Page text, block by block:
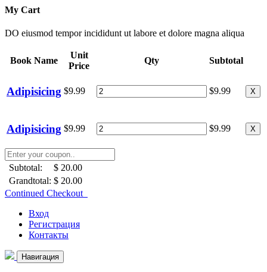
My Cart
DO eiusmod tempor incididunt ut labore et dolore magna aliqua
Book Name
Unit
Price
Qty Subtotal
Adipisicing $9.99 $9.99 X
Adipisicing $9.99 $9.99 X
Subtotal:
$ 20.00
Grandtotal: $ 20.00
Continued Checkout
Вход
Регистрация
Контакты
Навигация